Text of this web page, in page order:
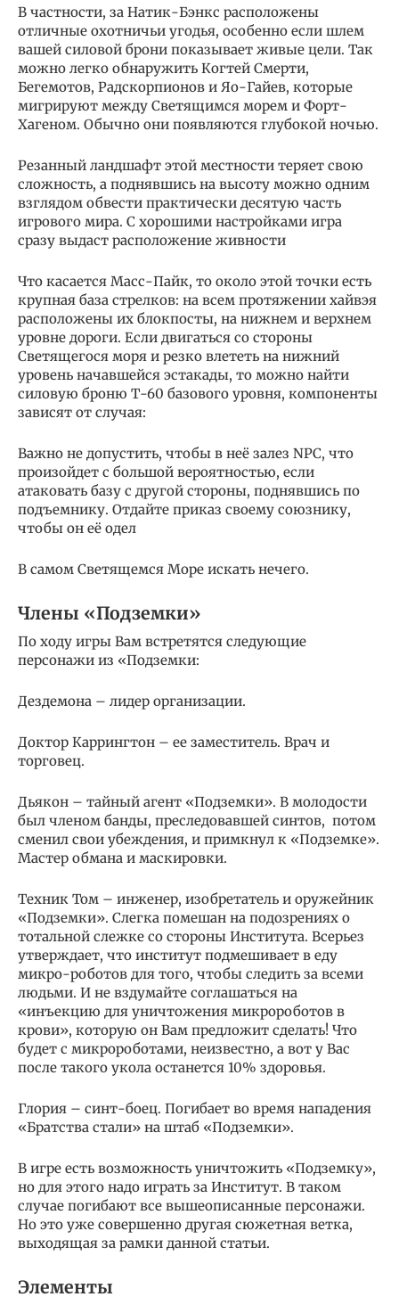
В частности, за Натик-Бэнкс расположены
отличные охотничьи угодья, особенно если шлем
вашей силовой брони показывает живые цели. Так
можно легко обнаружить Когтей Смерти,
Бегемотов, Радскорпионов и Яо-Гайев, которые
мигрируют между Светящимся морем и Форт-
Хагеном. Обычно они появляются глубокой ночью.
Резанный ландшафт этой местности теряет свою
сложность, а поднявшись на высоту можно одним
взглядом обвести практически десятую часть
игрового мира. С хорошими настройками игра
сразу выдаст расположение живности
Что касается Масс-Пайк, то около этой точки есть
крупная база стрелков: на всем протяжении хайвэя
расположены их блокпосты, на нижнем и верхнем
уровне дороги. Если двигаться со стороны
Светящегося моря и резко влететь на нижний
уровень начавшейся эстакады, то можно найти
силовую броню Т-60 базового уровня, компоненты
зависят от случая:
Важно не допустить, чтобы в неё залез NPC, что
произойдет с большой вероятностью, если
атаковать базу с другой стороны, поднявшись по
подъемнику. Отдайте приказ своему союзнику,
чтобы он её одел
В самом Светящемся Море искать нечего.
Члены «Подземки»
По ходу игры Вам встретятся следующие
персонажи из «Подземки:
Дездемона – лидер организации.
Доктор Каррингтон – ее заместитель. Врач и
торговец.
Дьякон – тайный агент «Подземки». В молодости
был членом банды, преследовавшей синтов, потом
сменил свои убеждения, и примкнул к «Подземке».
Мастер обмана и маскировки.
Техник Том – инженер, изобретатель и оружейник
«Подземки». Слегка помешан на подозрениях о
тотальной слежке со стороны Института. Всерьез
утверждает, что институт подмешивает в еду
микро-роботов для того, чтобы следить за всеми
людьми. И не вздумайте соглашаться на
«инъекцию для уничтожения микророботов в
крови», которую он Вам предложит сделать! Что
будет с микророботами, неизвестно, а вот у Вас
после такого укола останется 10% здоровья.
Глория – синт-боец. Погибает во время нападения
«Братства стали» на штаб «Подземки».
В игре есть возможность уничтожить «Подземку»,
но для этого надо играть за Институт. В таком
случае погибают все вышеописанные персонажи.
Но это уже совершенно другая сюжетная ветка,
выходящая за рамки данной статьи.
Элементы